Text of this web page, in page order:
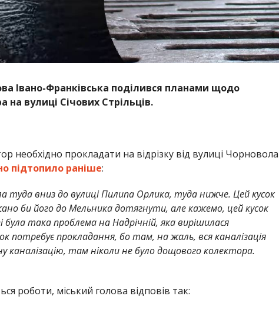
Івано-Франківська поділився планами щодо
вулиці Січових Стрільців.
необхідно прокладати на відрізку від вулиці Чорновола
підтопило раніше:
туда вниз до вулиці Пилипа Орлика, туда нижче. Цей кусок
би його до Мельника дотягнути, але кажемо, цей кусок
така проблема на Надрічній, яка вирішилася
потребує прокладання, бо там, на жаль, вся каналізація
каналізацію, там ніколи не було дощового колектора.
роботи, міський голова відповів так: